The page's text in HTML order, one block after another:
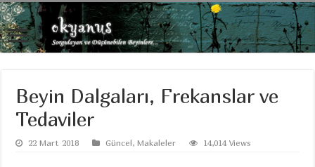
Beyin Dalgaları, Frekanslar ve
Tedaviler
22 Mart 2018 Güncel,Makaleler 14,014 Views